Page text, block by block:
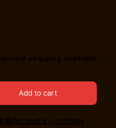
shipping available
Add to cart
国内にお住まいの方向け